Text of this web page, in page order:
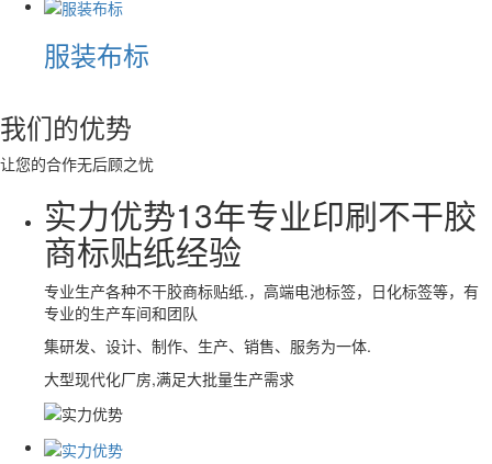
服装布标
我们的优势
让您的合作无后顾之忧
实力优势13年专业印刷不干胶
商标贴纸经验
专业生产各种不干胶商标贴纸.，高端电池标签，日化标签等，有
专业的生产车间和团队
集研发、设计、制作、生产、销售、服务为一体.
大型现代化厂房,满足大批量生产需求